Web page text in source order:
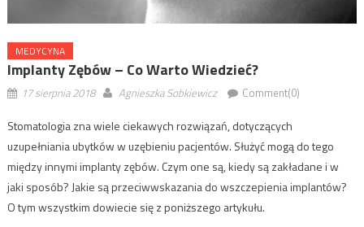
MEDYCYNA
Implanty Zębów – Co Warto Wiedzieć?
17 sierpnia 2018 Agnieszka Sobkiewicz Comment(0)
Stomatologia zna wiele ciekawych rozwiązań, dotyczących
uzupełniania ubytków w uzębieniu pacjentów. Służyć mogą do tego
między innymi implanty zębów. Czym one są, kiedy są zakładane i w
jaki sposób? Jakie są przeciwwskazania do wszczepienia implantów?
O tym wszystkim dowiecie się z poniższego artykułu.